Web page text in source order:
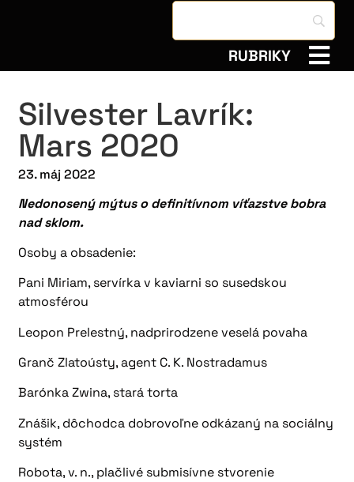
RUBRIKY
Silvester Lavrík:
Mars 2020
23. máj 2022
Nedonosený mýtus o definitívnom víťazstve bobra
nad sklom.
Osoby a obsadenie:
Pani Miriam, servírka v kaviarni so susedskou
atmosférou
Leopon Prelestný, nadprirodzene veselá povaha
Granč Zlatoústy, agent C. K. Nostradamus
Barónka Zwina, stará torta
Znášik, dôchodca dobrovoľne odkázaný na sociálny
systém
Robota, v. n., plačlivé submisívne stvorenie